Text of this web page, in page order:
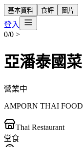
基本資料 食評 圖片
登入
0/0 >
亞潘泰國菜
營業中
AMPORN THAI FOOD
Thai Restaurant
堂食